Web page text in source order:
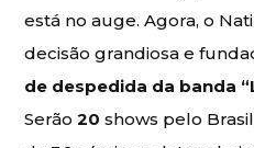
está no auge. Agora, o
decisão grandiosa e
de despedida da banda
Serão20 shows pelo